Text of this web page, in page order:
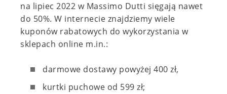
na lipiec 2022 w Massimo Dutti sięgają nawet
do 50%. W internecie znajdziemy wiele
kuponów rabatowych do wykorzystania w
sklepach online m.in.:
darmowe dostawy powyżej 400 zł,
kurtki puchowe od 599 zł;